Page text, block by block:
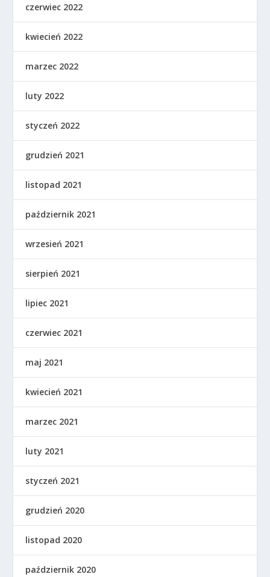
czerwiec 2022
kwiecień 2022
marzec 2022
luty 2022
styczeń 2022
grudzień 2021
listopad 2021
październik 2021
wrzesień 2021
sierpień 2021
lipiec 2021
czerwiec 2021
maj 2021
kwiecień 2021
marzec 2021
luty 2021
styczeń 2021
grudzień 2020
listopad 2020
październik 2020